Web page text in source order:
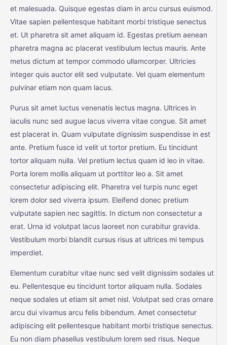
et malesuada. Quisque egestas diam in arcu cursus euismod.
Vitae sapien pellentesque habitant morbi tristique senectus
et. Ut pharetra sit amet aliquam id. Egestas pretium aenean
pharetra magna ac placerat vestibulum lectus mauris. Ante
metus dictum at tempor commodo ullamcorper. Ultricies
integer quis auctor elit sed vulputate. Vel quam elementum
pulvinar etiam non quam lacus.
Purus sit amet luctus venenatis lectus magna. Ultrices in
iaculis nunc sed augue lacus viverra vitae congue. Sit amet
est placerat in. Quam vulputate dignissim suspendisse in est
ante. Pretium fusce id velit ut tortor pretium. Eu tincidunt
tortor aliquam nulla. Vel pretium lectus quam id leo in vitae.
Porta lorem mollis aliquam ut porttitor leo a. Sit amet
consectetur adipiscing elit. Pharetra vel turpis nunc eget
lorem dolor sed viverra ipsum. Eleifend donec pretium
vulputate sapien nec sagittis. In dictum non consectetur a
erat. Urna id volutpat lacus laoreet non curabitur gravida.
Vestibulum morbi blandit cursus risus at ultrices mi tempus
imperdiet.
Elementum curabitur vitae nunc sed velit dignissim sodales ut
eu. Pellentesque eu tincidunt tortor aliquam nulla. Sodales
neque sodales ut etiam sit amet nisl. Volutpat sed cras ornare
arcu dui vivamus arcu felis bibendum. Amet consectetur
adipiscing elit pellentesque habitant morbi tristique senectus.
Eu non diam phasellus vestibulum lorem sed risus. Neque